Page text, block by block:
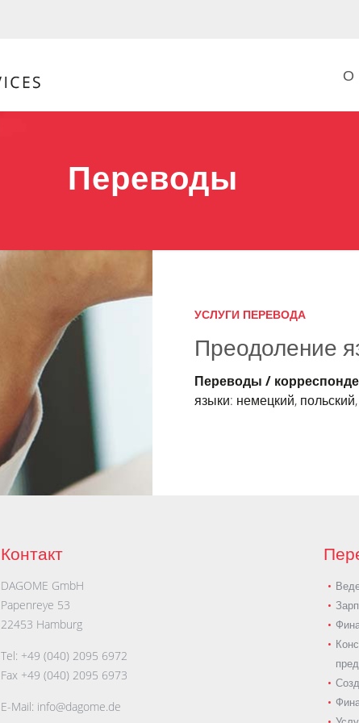
О
Переводы
УСЛУГИ ПЕРЕВОДА
Преодоление
Переводы /
языки: немецкий,
Контакт
DAGOME GmbH
Papenreye 53
22453 Hamburg
Tel: +49 (040) 2095 6972
Fax +49 (040) 2095 6973
E-Mail: info@dagome.de